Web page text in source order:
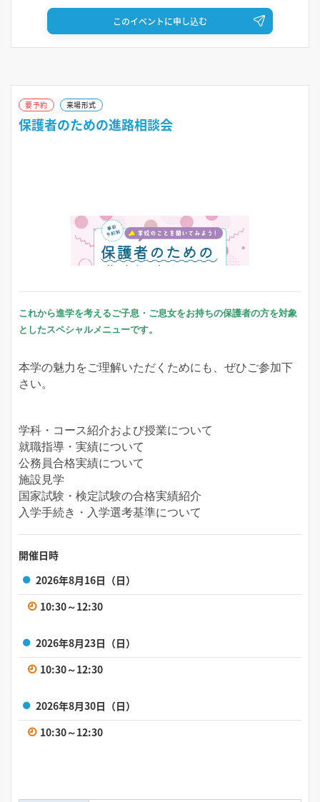
13:00～15:30
このイベントに申し込む
要予約 来場形式
保護者のための進路相談会
これから進学を考えるご子息・ご息女をお持ちの保護者の方を対象
としたスペシャルメニューです。
本学の魅力をご理解いただくためにも、ぜひご参加下
さい。
学科・コース紹介および授業について
就職指導・実績について
公務員合格実績について
施設見学
国家試験・検定試験の合格実績紹介
入学手続き・入学選考基準について
開催日時
2026年8月16日（日）
10:30～12:30
2026年8月23日（日）
10:30～12:30
2026年8月30日（日）
10:30～12:30